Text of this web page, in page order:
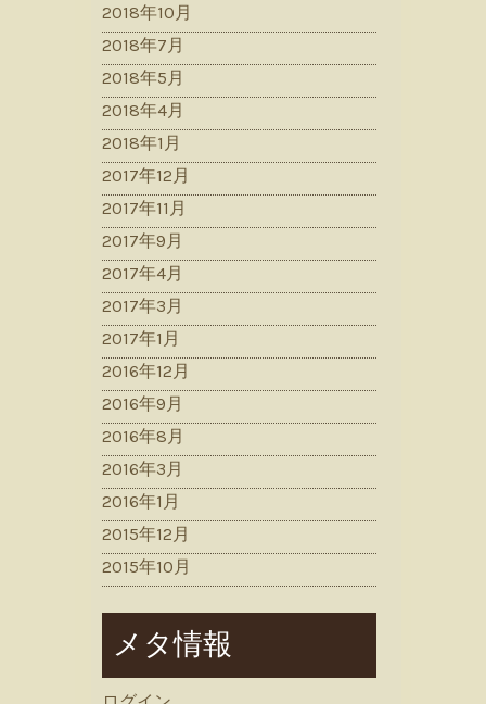
2018年10月
2018年7月
2018年5月
2018年4月
2018年1月
2017年12月
2017年11月
2017年9月
2017年4月
2017年3月
2017年1月
2016年12月
2016年9月
2016年8月
2016年3月
2016年1月
2015年12月
2015年10月
メタ情報